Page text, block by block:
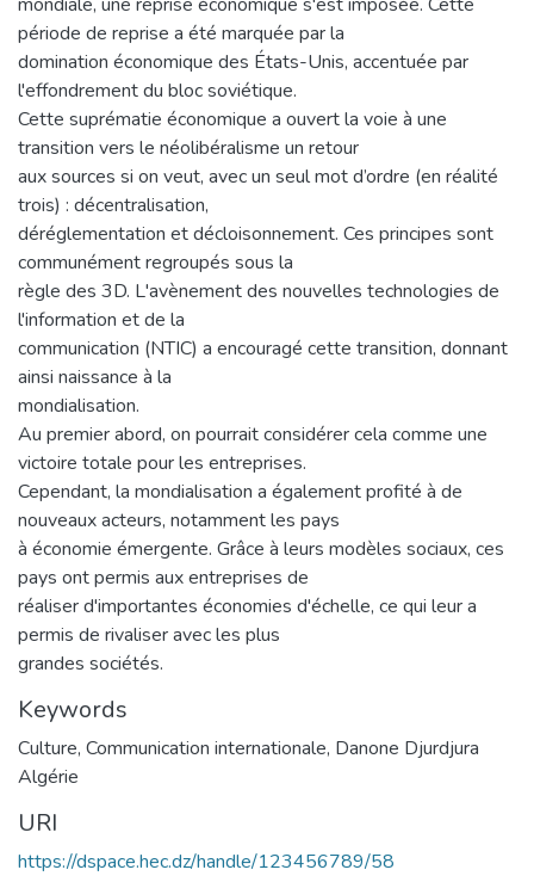
période de reprise a été marquée par la
domination économique des États-Unis, accentuée par
l'effondrement du bloc soviétique.
Cette suprématie économique a ouvert la voie à une
transition vers le néolibéralisme un retour
aux sources si on veut, avec un seul mot d’ordre (en réalité
trois) : décentralisation,
déréglementation et décloisonnement. Ces principes sont
communément regroupés sous la
règle des 3D. L'avènement des nouvelles technologies de
l'information et de la
communication (NTIC) a encouragé cette transition, donnant
ainsi naissance à la
mondialisation.
Au premier abord, on pourrait considérer cela comme une
victoire totale pour les entreprises.
Cependant, la mondialisation a également profité à de
nouveaux acteurs, notamment les pays
à économie émergente. Grâce à leurs modèles sociaux, ces
pays ont permis aux entreprises de
réaliser d'importantes économies d'échelle, ce qui leur a
permis de rivaliser avec les plus
grandes sociétés.
Keywords
Culture, Communication internationale, Danone Djurdjura
Algérie
URI
https://dspace.hec.dz/handle/123456789/58